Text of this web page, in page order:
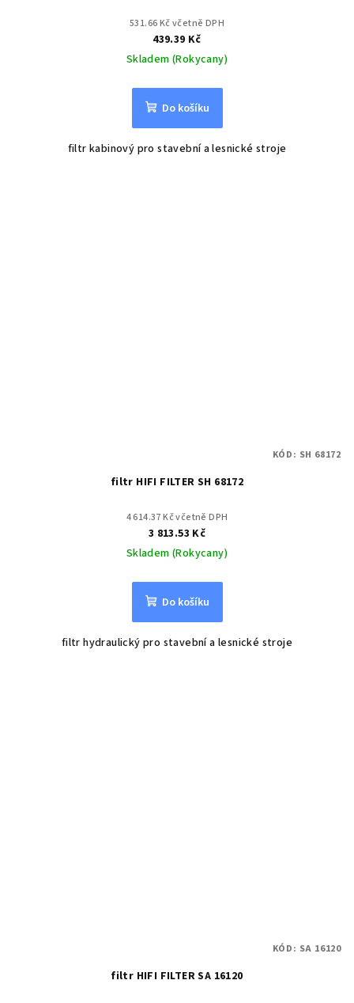
531.66 Kč včetně DPH
439.39 Kč
Skladem (Rokycany)
Do košíku
filtr kabinový pro stavební a lesnické stroje
filtr HIFI FILTER SH 68172
4 614.37 Kč včetně DPH
3 813.53 Kč
Skladem (Rokycany)
Do košíku
filtr hydraulický pro stavební a lesnické stroje
KÓD: SH 68172
filtr HIFI FILTER SA 16120
KÓD: SA 16120